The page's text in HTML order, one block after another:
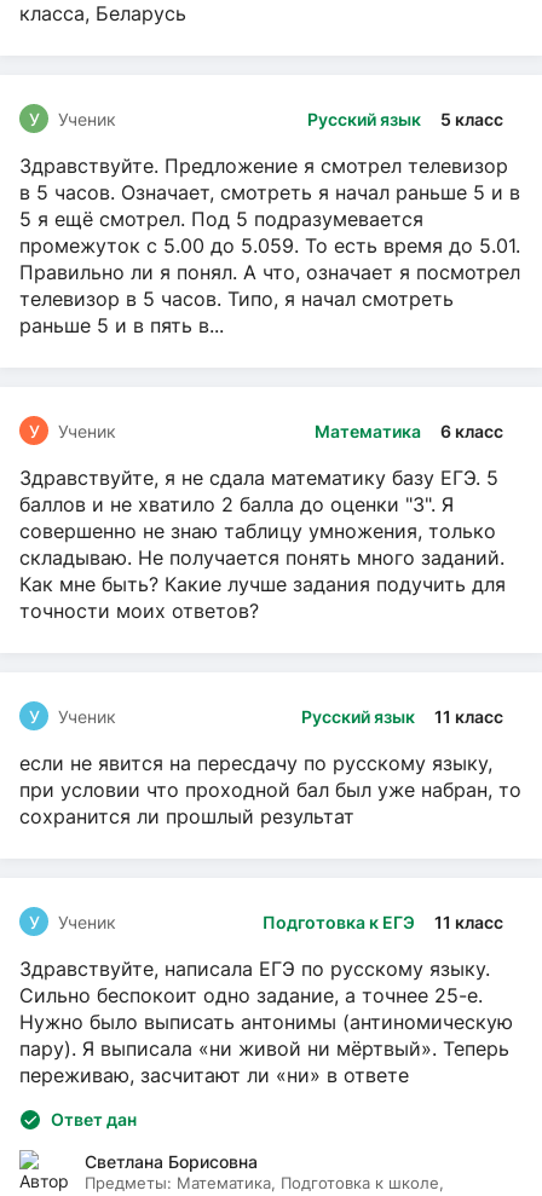
класса, Беларусь
Русский язык 5 класс
У Ученик
Здравствуйте. Предложение я смотрел телевизор
в 5 часов. Означает, смотреть я начал раньше 5 и в
5 я ещё смотрел. Под 5 подразумевается
промежуток с 5.00 до 5.059. То есть время до 5.01.
Правильно ли я понял. А что, означает я посмотрел
телевизор в 5 часов. Типо, я начал смотреть
раньше 5 и в пять в...
Математика 6 класс
У Ученик
Здравствуйте, я не сдала математику базу ЕГЭ. 5
баллов и не хватило 2 балла до оценки "3". Я
совершенно не знаю таблицу умножения, только
складываю. Не получается понять много заданий.
Как мне быть? Какие лучше задания подучить для
точности моих ответов?
Русский язык 11 класс
У Ученик
если не явится на пересдачу по русскому языку,
при условии что проходной бал был уже набран, то
сохранится ли прошлый результат
Подготовка к ЕГЭ 11 класс
У Ученик
Здравствуйте, написала ЕГЭ по русскому языку.
Сильно беспокоит одно задание, а точнее 25-е.
Нужно было выписать антонимы (антиномическую
пару). Я выписала «ни живой ни мёртвый». Теперь
переживаю, засчитают ли «ни» в ответе
Ответ дан
Светлана Борисовна
Предметы: Математика, Подготовка к школе,